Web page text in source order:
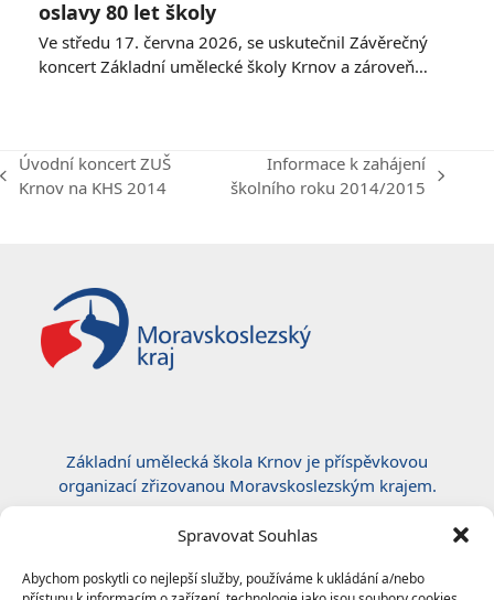
Spravovat Souhlas
Abychom poskytli co nejlepší služby, používáme k ukládání a/nebo
oslavy 80 let školy
Ve středu 17. června 2026, se uskutečnil Závěrečný
koncert Základní umělecké školy Krnov a zároveň…
previous
Úvodní koncert ZUŠ
Krnov na KHS 2014
next
Informace k zahájení
školního roku 2014/2015
Základní umělecká škola Krnov je příspěvkovou
organizací zřizovanou Moravskoslezským krajem.
Certifikace ČSN EN ISO 50001:2019